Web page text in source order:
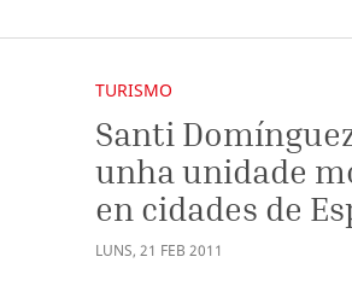
TURISMO
Santi
unha unidade
en cidades de
LUNS,21 FEB 2011